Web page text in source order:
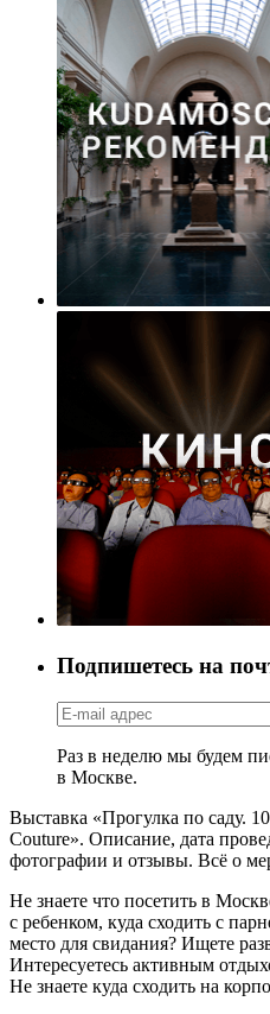
Подпишетесь на
Раз в неделю мы будем
в Москве.
Выставка «Прогулка по саду.
Couture». Описание, дата
фотографии и отзывы. Всё о
Не знаете что посетить в
с ребенком, куда сходить с
место для свидания? Ищете
Интересуетесь активным
Не знаете куда сходить на